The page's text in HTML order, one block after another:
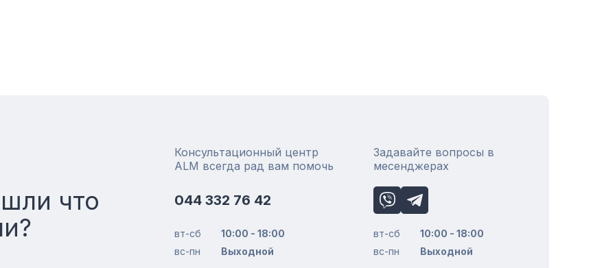
что
Консультационный центр
ALM всегда рад вам помочь
044 332 76 42
вт-сб
10:00 - 18:00
вс-пн
Выходной
Задавайте вопросы в
месенджерах
вт-сб
10:00 - 18:00
вс-пн
Выходной